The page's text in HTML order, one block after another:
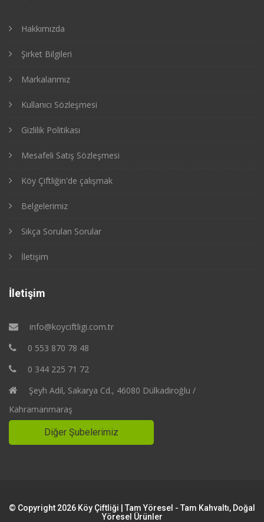
Hakkımızda
Şirket Bilgileri
Markalarımız
Kullanıcı Sözleşmesi
Gizlilik Politikası
Mesafeli Satış Sözleşmesi
Köy Çiftliğin'de çalışmak
Belgelerimiz
Sıkça Sorulan Sorular
İletişim
İletişim
info@koyciftligi.com.tr
0 553 870 78 48
0 344 225 71 72
Şeyh Adil, Sakarya Cd., 46080 Dülkadiroğlu /
Kahramanmaraş
Diğer Şubelerimiz
© Copyright 2026 Köy Çiftliği | Tam Yöresel - Tam Kahvaltı, Doğal
Yöresel Ürünler